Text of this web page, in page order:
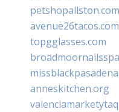
petshopallston.com
avenue26tacos.com
topgglasses.com
anneskitchen.org